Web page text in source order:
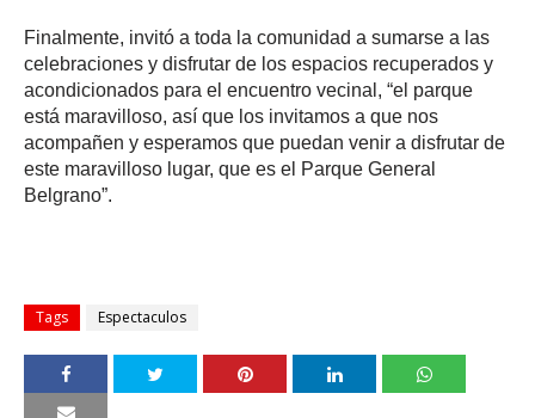
Finalmente, invitó a toda la comunidad a sumarse a las
celebraciones y disfrutar de los espacios recuperados y
acondicionados para el encuentro vecinal, “el parque
está maravilloso, así que los invitamos a que nos
acompañen y esperamos que puedan venir a disfrutar de
este maravilloso lugar, que es el Parque General
Belgrano”.
Tags Espectaculos